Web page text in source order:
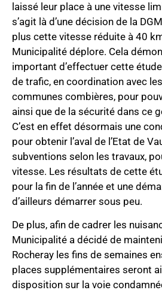
laissé leur place à une vitesse
s’agit là d’une décision de la
plus cette vitesse réduite à 40
Municipalité déplore. Cela
important d’effectuer cette
de trafic, en coordination avec
communes combières, pour
ainsi que de la sécurité dans ce
C’est en effet désormais une
pour obtenir l’aval de l’Etat de
subventions selon les travaux,
vitesse. Les résultats de cette
pour la fin de l’année et une
d’ailleurs démarrer sous peu.
De plus, afin de cadrer les
Municipalité a décidé de
Rocheray les fins de semaines
places supplémentaires seront
disposition sur la voie